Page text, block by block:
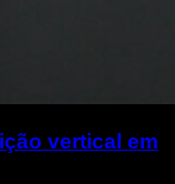
vertical em